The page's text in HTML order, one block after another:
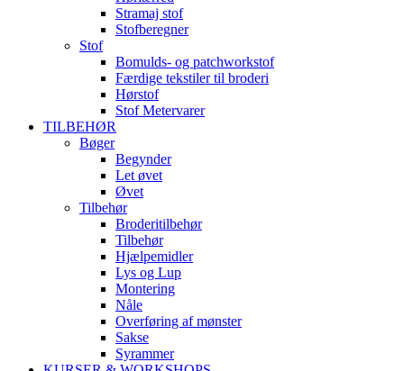
Stramaj stof
Stofberegner
Stof
Bomulds- og patchworkstof
Færdige tekstiler til broderi
Hørstof
Stof Metervarer
TILBEHØR
Bøger
Begynder
Let øvet
Øvet
Tilbehør
Broderitilbehør
Tilbehør
Hjælpemidler
Lys og Lup
Montering
Nåle
Overføring af mønster
Sakse
Syrammer